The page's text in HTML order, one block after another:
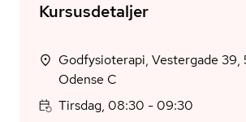
Kursusdetaljer
Godfysioterapi, Vestergade
Odense C
Tirsdag, 08:30 - 09:30